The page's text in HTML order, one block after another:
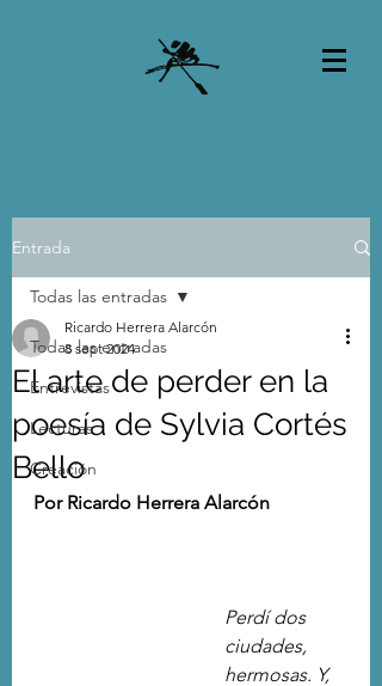
Entrada
Todas las entradas
Entrevistas
Lecturas
Creación
Todas las entradas
El arte de perder en la
poesía de Sylvia Cortés
Bello
Ricardo Herrera Alarcón
8 sept 2024
Por Ricardo Herrera Alarcón
Perdí dos
ciudades,
hermosas. Y,